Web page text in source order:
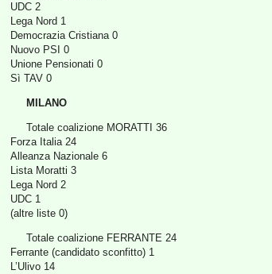
UDC 2
Lega Nord 1
Democrazia Cristiana 0
Nuovo PSI 0
Unione Pensionati 0
Sì TAV 0
MILANO
Totale coalizione MORATTI 36
Forza Italia 24
Alleanza Nazionale 6
Lista Moratti 3
Lega Nord 2
UDC 1
(altre liste 0)
Totale coalizione FERRANTE 24
Ferrante (candidato sconfitto) 1
L’Ulivo 14